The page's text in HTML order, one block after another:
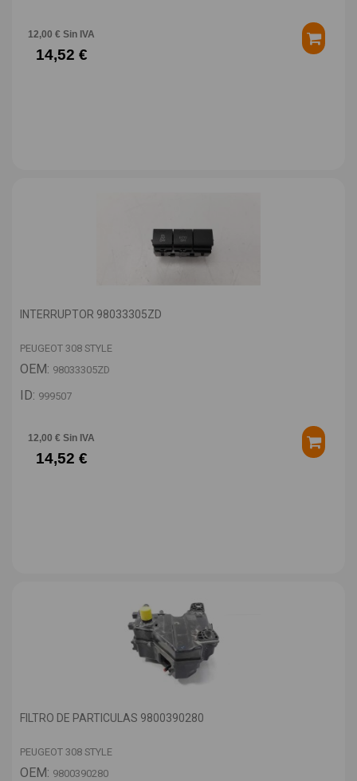
12,00 € Sin IVA
14,52 €
INTERRUPTOR 98033305ZD
PEUGEOT 308 STYLE
OEM: 98033305ZD
ID: 999507
12,00 € Sin IVA
14,52 €
FILTRO DE PARTICULAS 9800390280
PEUGEOT 308 STYLE
OEM: 9800390280